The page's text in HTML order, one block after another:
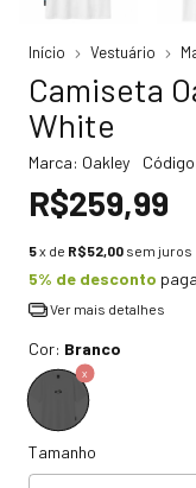
Início Vestuário
Camiseta
White
Marca: Oakley Código
R$259,99
5x de R$52,00 sem juros
5% de desconto
Ver mais detalhes
Cor: Branco
Tamanho